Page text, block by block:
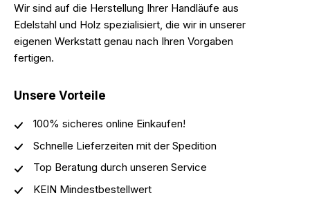
Wir sind auf die Herstellung Ihrer Handläufe aus
Edelstahl und Holz spezialisiert, die wir in unserer
eigenen Werkstatt genau nach Ihren Vorgaben
fertigen.
Unsere Vorteile
100% sicheres online Einkaufen!
Schnelle Lieferzeiten mit der Spedition
Top Beratung durch unseren Service
KEIN Mindestbestellwert